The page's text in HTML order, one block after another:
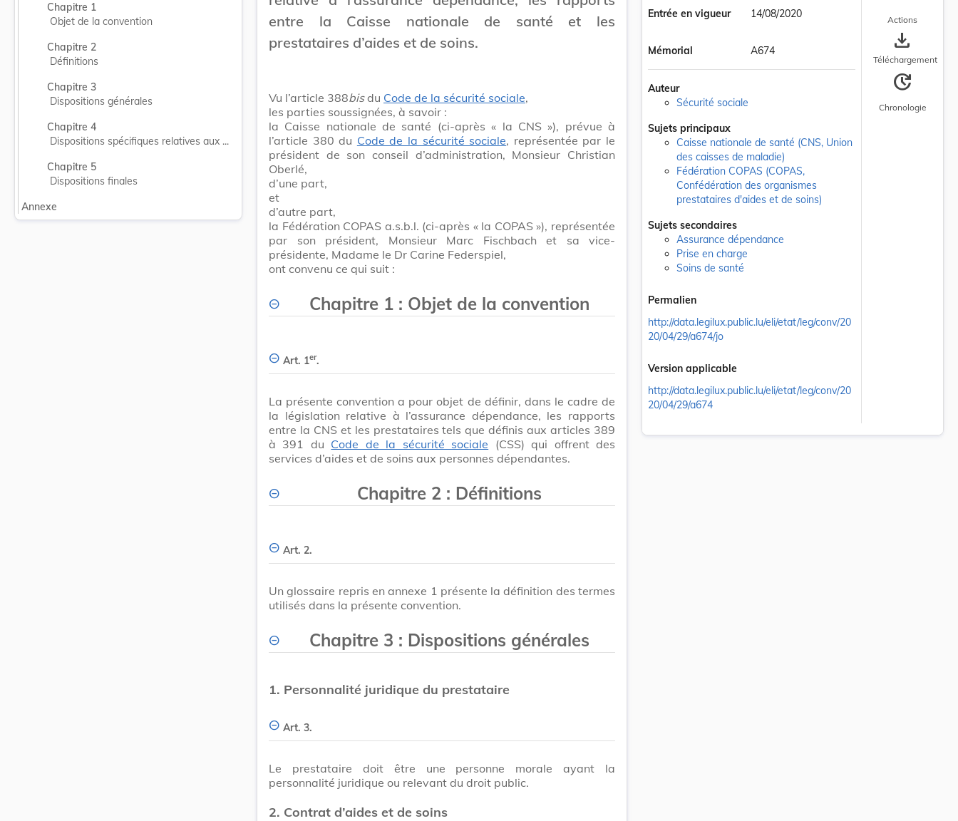
Chapitre 1
Objet de la convention
Chapitre 2
Définitions
Chapitre 3
Dispositions générales
Chapitre 4
Dispositions spécifiques relatives aux ...
Chapitre 5
Dispositions finales
Annexe
entre la Caisse nationale de santé et les
prestataires d’aides et de soins.
Vu l’article 388bisdu Code de la sécurité sociale,
les parties soussignées, à savoir :
la Caisse nationale de santé (ci-après « la CNS »), prévue à
l’article 380 du Code de la sécurité sociale, représentée par le
président de son conseil d’administration, Monsieur Christian
Oberlé,
d’une part,
et
d’autre part,
la Fédération COPAS a.s.b.l. (ci-après « la COPAS »), représentée
par son président, Monsieur Marc Fischbach et sa vice-
présidente, Madame le Dr Carine Federspiel,
ont convenu ce qui suit :
Chapitre 1 : Objet de la convention
Art. 1er.
La présente convention a pour objet de définir, dans le cadre de
la législation relative à l’assurance dépendance, les rapports
entre la CNS et les prestataires tels que définis aux articles 389
à 391 du Code de la sécurité sociale (CSS) qui offrent des
services d’aides et de soins aux personnes dépendantes.
Chapitre 2: Définitions
Art. 2.
Un glossaire repris en annexe 1 présente la définition des termes
utilisés dans la présente convention.
Chapitre 3 : Dispositions générales
1. Personnalité juridique du prestataire
Art. 3.
Le prestataire doit être une personne morale ayant la
personnalité juridique ou relevant du droit public.
2. Contrat d’aides et de soins
Entrée en vigueur
14/08/2020
Mémorial A674
Auteur
Sécurité sociale
Sujets principaux
Caisse nationale de santé (CNS, Union
des caisses de maladie)
Fédération COPAS (COPAS,
Confédération des organismes
prestataires d'aides et de soins)
Sujets secondaires
Assurance dépendance
Prise en charge
Soins de santé
Permalien
http://data.legilux.public.lu/eli/etat/leg/conv/20
20/04/29/a674/jo
Version applicable
http://data.legilux.public.lu/eli/etat/leg/conv/20
20/04/29/a674
Actions
save_alt
Téléchargement
update
Chronologie